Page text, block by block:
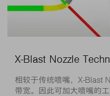
X-Blast Nozzle
相较于传统喷嘴，X-Blast
带宽。因此可加大喷嘴的